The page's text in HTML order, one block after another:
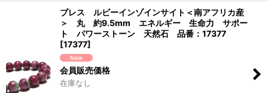
ブレス ルビーインゾインサイト＜南アフリカ産
＞ 丸 約9.5mm エネルギー 生命力 サポー
ト パワーストーン 天然石 品番：17377
[17377]
会員販売価格
在庫なし